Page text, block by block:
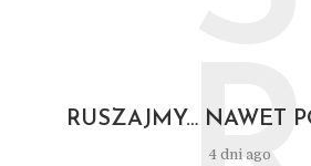
RUSZAJMY… NAWET
4 dni ago